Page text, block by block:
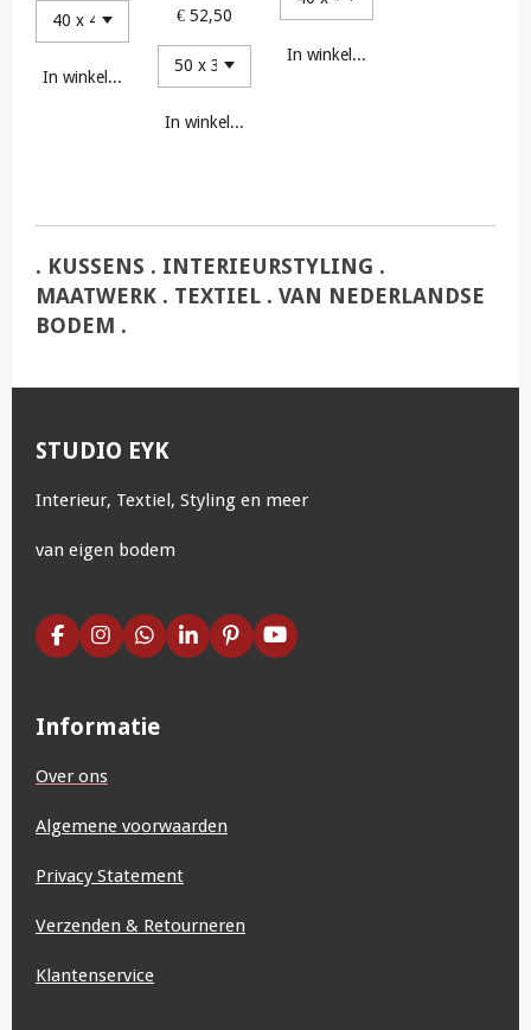
In winkelwagen
€ 52,50
In winkelwagen
In winkelwagen
. KUSSENS . INTERIEURSTYLING .
MAATWERK . TEXTIEL . VAN NEDERLANDSE
BODEM .
STUDIO EYK
Interieur, Textiel, Styling en meer
van eigen bodem
F
a
b
o
k
I
n
a
g
a
W
h
s
A
L
i
P
i
Y
o
Informatie
Over ons
Algemene voorwaarden
Privacy Statement
Verzenden & Retourneren
Klantenservice